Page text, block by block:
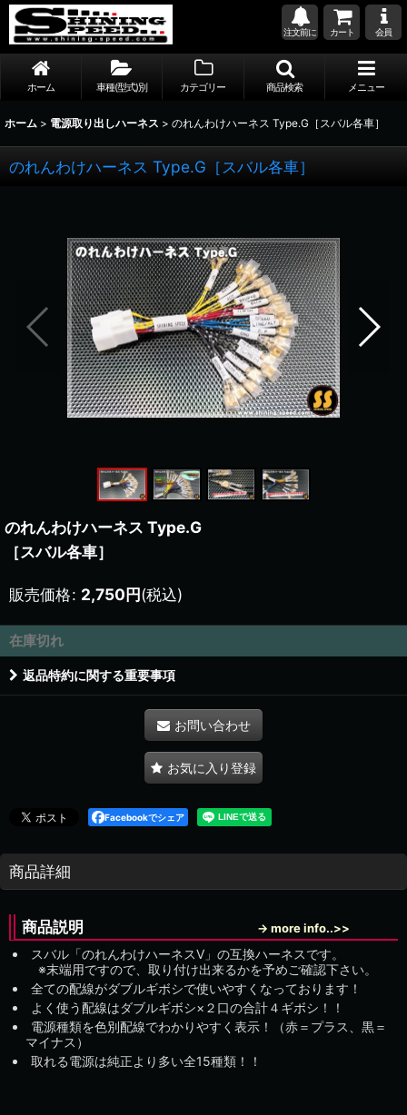
注文前に カート 会員
ホーム 車種(型式)別 カテゴリー 商品検索 メニュー
ホーム > 電源取り出しハーネス > のれんわけハーネス Type.G［スバル各車］
のれんわけハーネス Type.G［スバル各車］
のれんわけハーネス Type.G
［スバル各車］
販売価格: 2,750円(税込)
在庫切れ
返品特約に関する重要事項
お問い合わせ
お気に入り登録
Facebookでシェア
商品詳細
商品説明 → more info..>>
スバル「のれんわけハーネスV」の互換ハーネスです。
※末端用ですので、取り付け出来るかを予めご確認下さい。
全ての配線がダブルギボシで使いやすくなっております！
よく使う配線はダブルギボシ×２口の合計４ギボシ！！
電源種類を色別配線でわかりやすく表示！（赤＝プラス、黒＝
マイナス）
取れる電源は純正より多い全15種類！！